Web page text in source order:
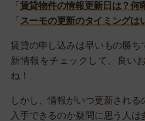
「 賃貸物件の情報更新日は？何
「 スーモの更新のタイミングは
賃貸の申し込みは早いもの勝ち
新情報をチェックして、良い
ね！
しかし、情報がいつ更新される
入手できるのか疑問に思う人